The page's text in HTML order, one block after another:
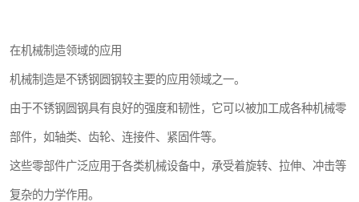
在机械制造领域的应用
机械制造是不锈钢圆钢较主要的应用领域之一。
由于不锈钢圆钢具有良好的强度和韧性，它可以被加工成各种机械零
部件，如轴类、齿轮、连接件、紧固件等。
这些零部件广泛应用于各类机械设备中，承受着旋转、拉伸、冲击等
复杂的力学作用。